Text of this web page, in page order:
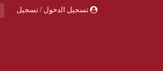
تسجيل الدخول / تسجيل